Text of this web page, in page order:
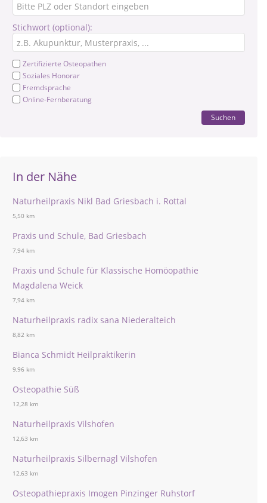
Stichwort (optional):
Zertifizierte Osteopathen
Soziales Honorar
Fremdsprache
Online-Fernberatung
Suchen
In der Nähe
Naturheilpraxis Nikl Bad Griesbach i. Rottal
5,50 km
Praxis und Schule, Bad Griesbach
7,94 km
Praxis und Schule für Klassische Homöopathie
Magdalena Weick
7,94 km
Naturheilpraxis radix sana Niederalteich
8,82 km
Bianca Schmidt Heilpraktikerin
9,96 km
Osteopathie Süß
12,28 km
Naturheilpraxis Vilshofen
12,63 km
Naturheilpraxis Silbernagl Vilshofen
12,63 km
Osteopathiepraxis Imogen Pinzinger Ruhstorf